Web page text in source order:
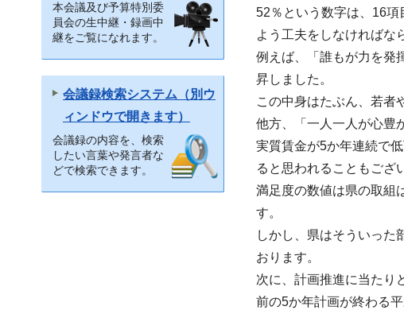
本会議及び予算特別委
員会の生中継・録画中
継をご覧になれます。
会議録検索システム（別ウ
ィンドウで開きます）
会議録の内容を、検索
したい言葉や発言者な
どで検索できます。
52％という数字は、16
よう工夫をしなければな
例えば、「誰もが力を発
昇しました。
この中身はたぶん、若者
他方、「一人一人が心豊
実質賃金が5か年連続で
ると思われることもござ
満足度の数値は県の取組
す。
しかし、県はそういった
おります。
次に、計画推進に当たり
前の5か年計画が終わる